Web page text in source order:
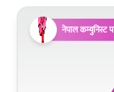
नेपाल कम्युनिस्ट